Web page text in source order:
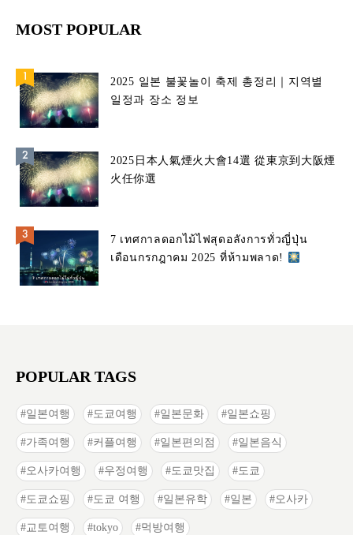
MOST POPULAR
2025 일본 불꽃놀이 축제 총정리｜지역별
일정과 장소 정보
2025日本人氣煙火大會14選 從東京到大阪煙
火任你選
7 เทศกาลดอกไม้ไฟสุดอลังการทั่วญี่ปุ่น
เดือนกรกฎาคม 2025 ที่ห้ามพลาด!
POPULAR TAGS
일본여행 도쿄여행 일본문화 일본쇼핑
가족여행 커플여행 일본편의점 일본음식
오사카여행 우정여행 도쿄맛집 도쿄
도쿄쇼핑 도쿄 여행 일본유학 일본 오사카
교토여행 tokyo 먹방여행